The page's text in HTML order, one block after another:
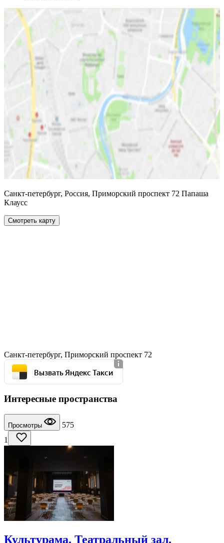
Санкт-петербург, Россия, Приморский проспект 72 Папаша
Клаусс
Смотреть карту
Санкт-петербург, Приморский проспект 72
Вызвать Яндекс Такси
Интересные пространства
Просмотры
575
1
Культурама. Театральный зал.